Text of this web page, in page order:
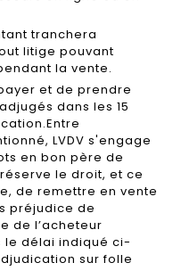
tranchera
litige pouvant
la vente.
et de prendre
dans les 15
LVDV s'engage
en bon père de
le droit, et ce
de remettre en vente
préjudice de
de l’acheteur
le délai indiqué ci-
sur folle